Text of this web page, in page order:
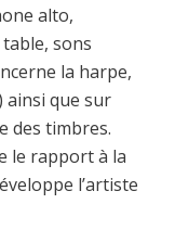
alto,
sons
la harpe,
ainsi que sur
des timbres.
le rapport à la
l’artiste